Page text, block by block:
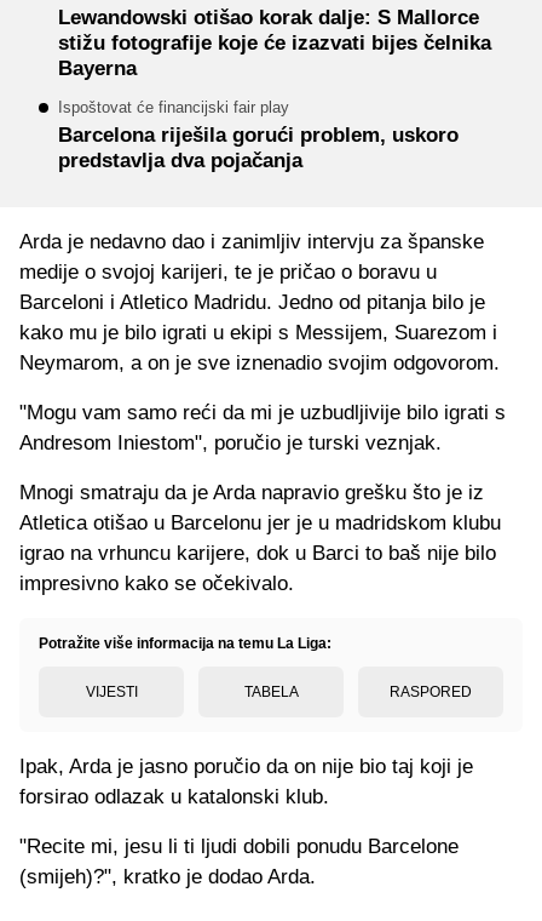
Lewandowski otišao korak dalje: S Mallorce
stižu fotografije koje će izazvati bijes čelnika
Bayerna
Ispoštovat će financijski fair play
Barcelona riješila gorući problem, uskoro
predstavlja dva pojačanja
Arda je nedavno dao i zanimljiv intervju za španske
medije o svojoj karijeri, te je pričao o boravu u
Barceloni i Atletico Madridu. Jedno od pitanja bilo je
kako mu je bilo igrati u ekipi s Messijem, Suarezom i
Neymarom, a on je sve iznenadio svojim odgovorom.
"Mogu vam samo reći da mi je uzbudljivije bilo igrati s
Andresom Iniestom", poručio je turski veznjak.
Mnogi smatraju da je Arda napravio grešku što je iz
Atletica otišao u Barcelonu jer je u madridskom klubu
igrao na vrhuncu karijere, dok u Barci to baš nije bilo
impresivno kako se očekivalo.
Potražite više informacija na temu La Liga:
VIJESTI TABELA RASPORED
Ipak, Arda je jasno poručio da on nije bio taj koji je
forsirao odlazak u katalonski klub.
"Recite mi, jesu li ti ljudi dobili ponudu Barcelone
(smijeh)?", kratko je dodao Arda.